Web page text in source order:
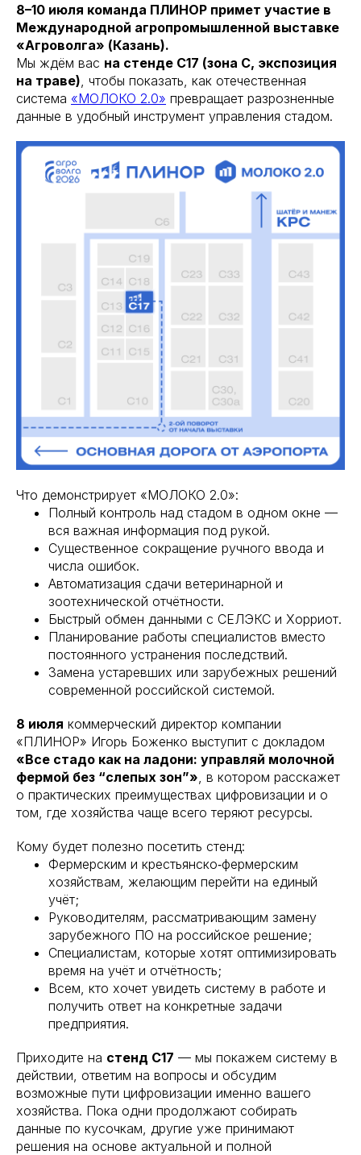
8–10 июля команда ПЛИНОР примет участие в
Международной агропромышленной выставке
«Агроволга» (Казань).
Мы ждём вас на стенде C17 (зона C, экспозиция
на траве) , чтобы показать, как отечественная
система «МОЛОКО 2.0» превращает разрозненные
данные в удобный инструмент управления стадом.
Что демонстрирует «МОЛОКО 2.0»:
Полный контроль над стадом в одном окне —
вся важная информация под рукой.
Существенное сокращение ручного ввода и
числа ошибок.
Автоматизация сдачи ветеринарной и
зоотехнической отчётности.
Быстрый обмен данными с СЕЛЭКС и Хорриот.
Планирование работы специалистов вместо
постоянного устранения последствий.
Замена устаревших или зарубежных решений
современной российской системой.
8 июля коммерческий директор компании
«ПЛИНОР» Игорь Боженко выступит с докладом
«Все стадо как на ладони: управляй молочной
фермой без “слепых зон”» , в котором расскажет
о практических преимуществах цифровизации и о
том, где хозяйства чаще всего теряют ресурсы.
Кому будет полезно посетить стенд:
Фермерским и крестьянско‑фермерским
хозяйствам, желающим перейти на единый
учёт;
Руководителям, рассматривающим замену
зарубежного ПО на российское решение;
Специалистам, которые хотят оптимизировать
время на учёт и отчётность;
Всем, кто хочет увидеть систему в работе и
получить ответ на конкретные задачи
предприятия.
Приходите на стенд C17 — мы покажем систему в
действии, ответим на вопросы и обсудим
возможные пути цифровизации именно вашего
хозяйства. Пока одни продолжают собирать
данные по кусочкам, другие уже принимают
решения на основе актуальной и полной